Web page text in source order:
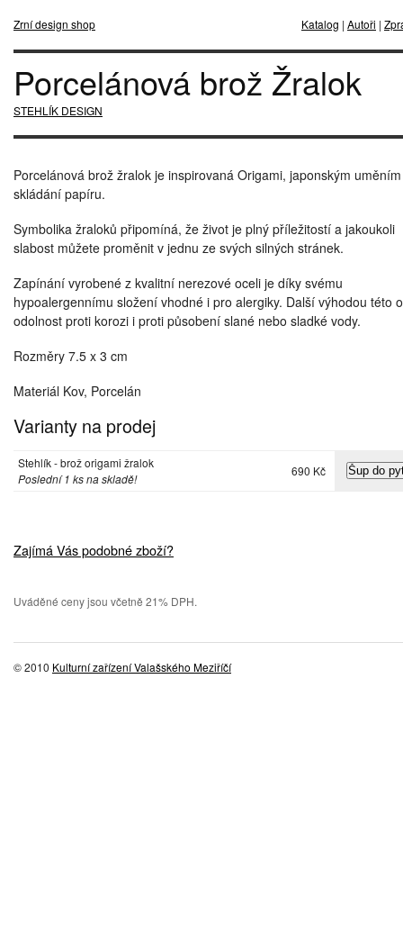
Zrní design shop Katalog | Autoři |
Porcelánová brož Žralok
STEHLÍK DESIGN
Porcelánová brož žralok je inspirovaná Origami, japonským uměním
skládání papíru.
Symbolika žraloků připomíná, že život je plný příležitostí a jakoukoli
slabost můžete proměnit v jednu ze svých silných stránek.
Zapínání vyrobené z kvalitní nerezové oceli je díky svému
hypoalergennímu složení vhodné i pro alergiky. Další výhodou této
odolnost proti korozi i proti působení slané nebo sladké vody.
Rozměry 7.5 x 3 cm
Materiál Kov, Porcelán
Varianty na prodej
Stehlík - brož origami žralok
Poslední 1 ks na skladě!
690 Kč
Zajímá Vás podobné zboží?
Uváděné ceny jsou včetně 21% DPH.
© 2010 Kulturní zařízení Valašského Meziříčí